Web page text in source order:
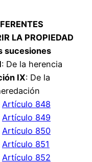
LA PROPIEDAD
sucesiones
: De la herencia
IX: De la
Artículo 848
Artículo 849
Artículo 850
Artículo 851
Artículo 852